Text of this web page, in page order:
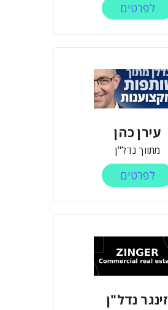
לפרטים
עירן כהן
מתווך נדל"ן
לפרטים
זינגר נדל"ן